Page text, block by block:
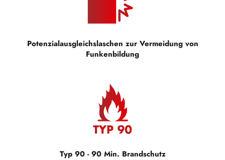
Potenzialausgleichslaschen zur Vermeidung von
Funkenbildung
Typ 90 - 90 Min. Brandschutz